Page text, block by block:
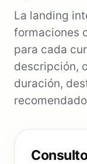
La landing
formaciones
para cada
descripción,
duración,